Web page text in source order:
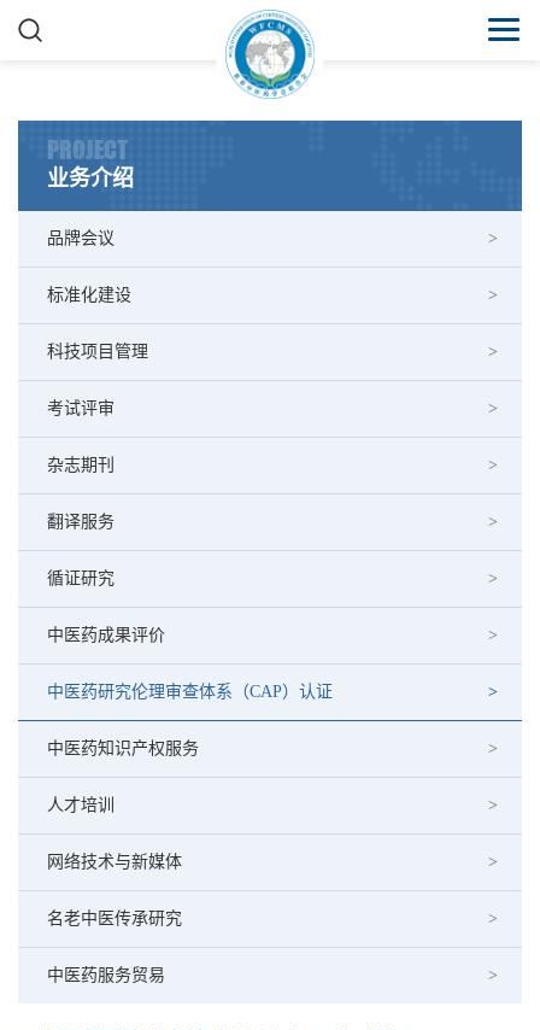
PROJECT
业务介绍
品牌会议
标准化建设
科技项目管理
考试评审
杂志期刊
翻译服务
循证研究
中医药成果评价
中医药研究伦理审查体系（CAP）认证
中医药知识产权服务
人才培训
网络技术与新媒体
名老中医传承研究
中医药服务贸易